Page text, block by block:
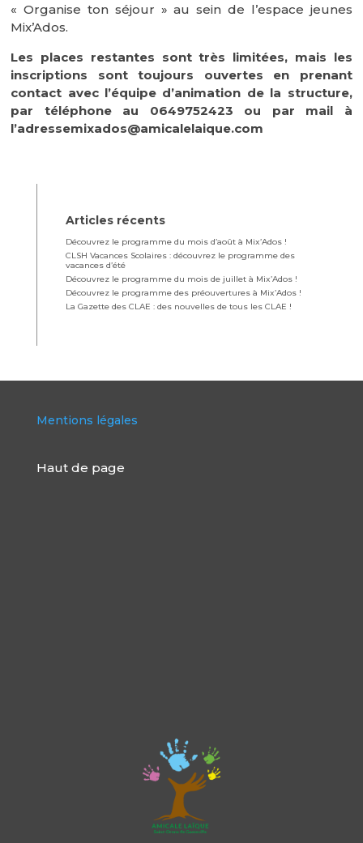
« Organise ton séjour » au sein de l’espace jeunes
Mix’Ados.
Les places restantes sont très limitées, mais les
inscriptions sont toujours ouvertes en prenant
contact avec l’équipe d’animation de la structure,
par téléphone au 0649752423 ou par mail à
l’adressemixados@amicalelaique.com
Articles récents
Découvrez le programme du mois d’août à Mix’Ados !
CLSH Vacances Scolaires : découvrez le programme des
vacances d’été
Découvrez le programme du mois de juillet à Mix’Ados !
Découvrez le programme des préouvertures à Mix’Ados !
La Gazette des CLAE : des nouvelles de tous les CLAE !
Mentions légales
Haut de page